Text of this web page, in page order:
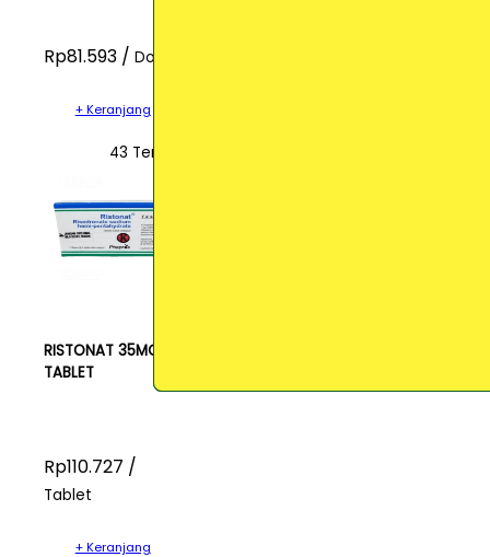
Rp81.593 / Dos
+ Keranjang
43 Terjual
RISTONAT 35MG
TABLET
Rp110.727 /
Tablet
+ Keranjang